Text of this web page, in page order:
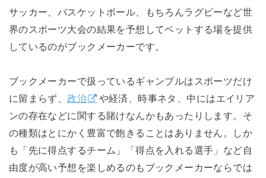
サッカー、バスケットボール、もちろんラグビーなど世
界のスポーツ大会の結果を予想してベットする場を提供
しているのがブックメーカーです。
ブックメーカーで扱っているギャンブルはスポーツだけ
に留まらず、政治
や経済、時事ネタ、中にはエイリア
ンの存在などに関する賭けなんかもあったりします。そ
の種類はとにかく豊富で飽きることはありません。しか
も「先に得点するチーム」「得点を入れる選手」など自
由度が高い予想を楽しめるのもブックメーカーならでは